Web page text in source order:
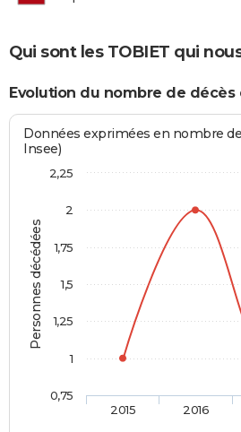
Qui sont les TOBIET qui
Evolution du nombre de décès
Personnes décédées
Données exprimées en nombre
Insee)
2015 2016
0,75
1
1,25
1,5
1,75
2
2,25